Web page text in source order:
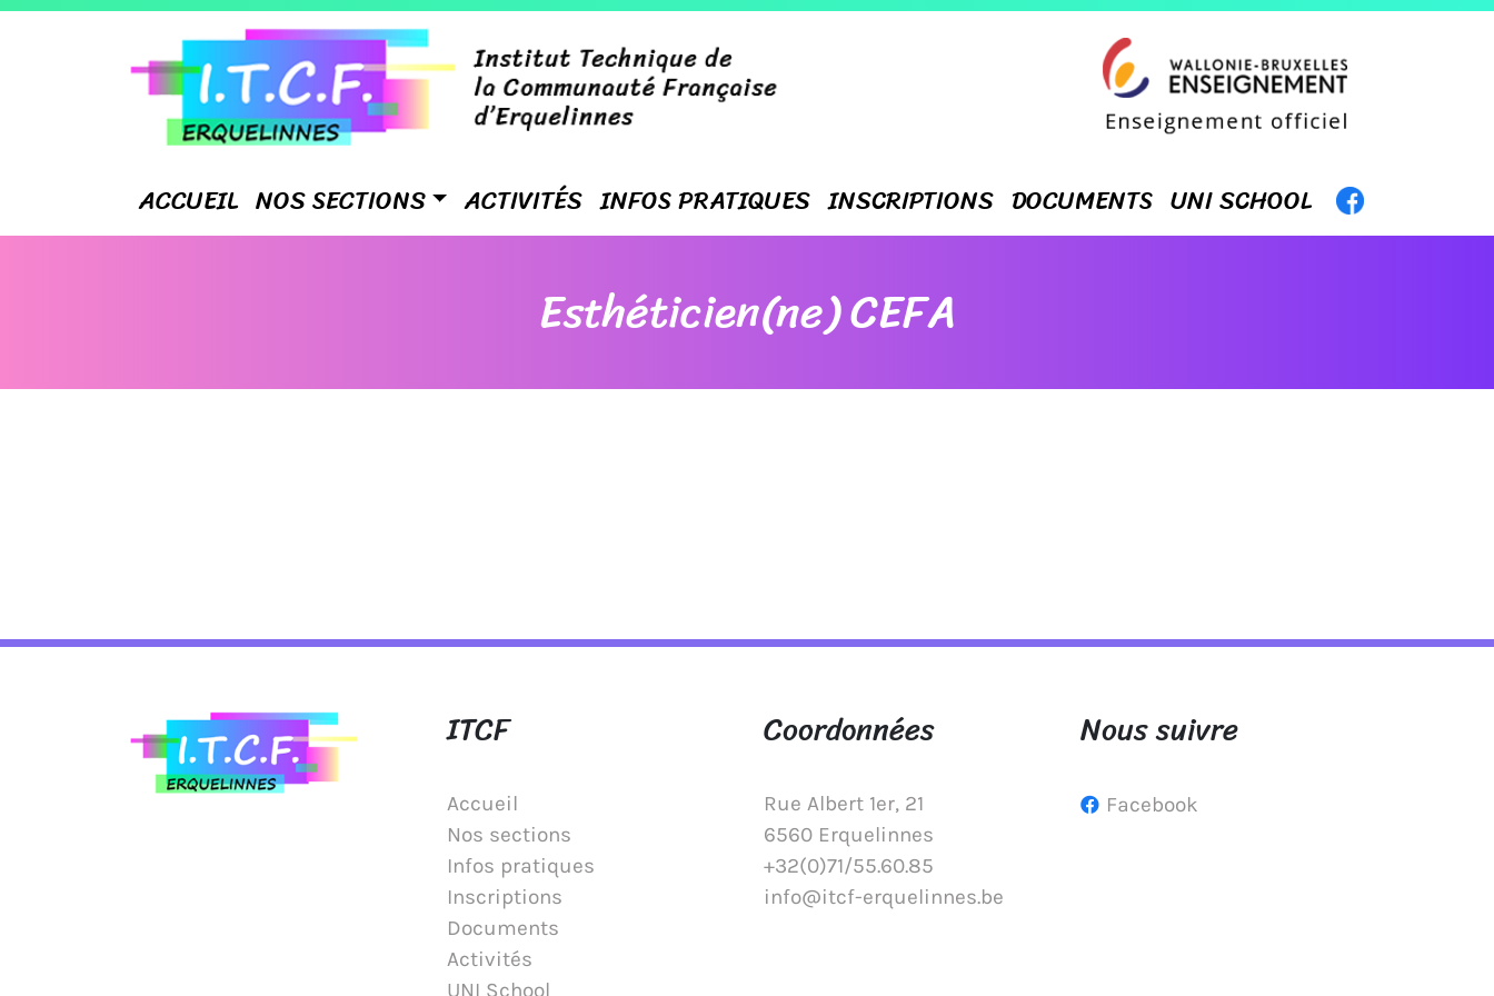
ACCUEIL NOS SECTIONS ACTIVITÉS INFOS PRATIQUES INSCRIPTIONS DOCUMENTS UNI SCHOOL
Esthéticien(ne) CEFA
ITCF
Accueil
Nos sections
Infos pratiques
Inscriptions
Documents
Activités
UNI School
Coordonnées
Rue Albert 1er, 21
6560 Erquelinnes
+32(0)71/55.60.85
info@itcf-erquelinnes.be
Nous suivre
Facebook